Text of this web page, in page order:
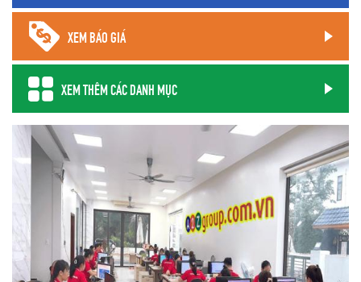
XEM BÁO GIÁ
XEM THÊM CÁC DANH MỤC